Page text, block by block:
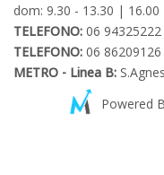
dom: 9.30 - 13.30 | 16.00
TELEFONO: 06 94325222
TELEFONO: 06 86209126
METRO - Linea B:
Powered